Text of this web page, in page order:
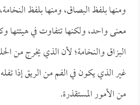
ومنها بلفظ البصاق، ومنها بلفظ
معنى واحد، ولكنها تتفاوت في هيئتها
البزاق والنخامة؛ لأن الذي يخرج من
غير الذي يكون في الفم من الريق إذا
من الأمور المستقذرة.